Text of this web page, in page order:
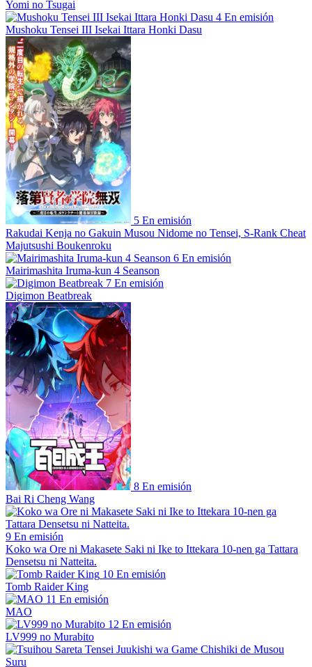
Yomi no Tsugai
4 En emisión
Mushoku Tensei III Isekai Ittara Honki Dasu
5 En emisión
Rakudai Kenja no Gakuin Musou Nidome no Tensei, S-Rank Cheat
Majutsushi Boukenroku
6 En emisión
Mairimashita Iruma-kun 4 Seanson
7 En emisión
Digimon Beatbreak
8 En emisión
Bai Ri Cheng Wang
9 En emisión
Koko wa Ore ni Makasete Saki ni Ike to Ittekara 10-nen ga Tattara
Densetsu ni Natteita.
10 En emisión
Tomb Raider King
11 En emisión
MAO
12 En emisión
LV999 no Murabito